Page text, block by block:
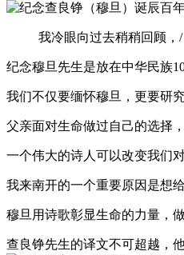
我冷眼向过去稍稍回顾
纪念穆旦先生是放在中华民族
我们不仅要缅怀穆旦，更要研
父亲面对生命做过自己的选择
一个伟大的诗人可以改变我们
我来南开的一个重要原因是想
穆旦用诗歌彰显生命的力量，
查良铮先生的译文不可超越，